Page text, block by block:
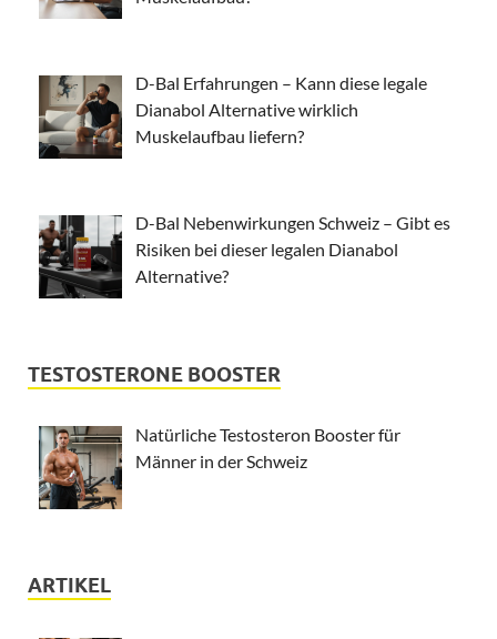
D-Bal Erfahrungen – Kann diese legale
Dianabol Alternative wirklich
Muskelaufbau liefern?
D-Bal Nebenwirkungen Schweiz – Gibt es
Risiken bei dieser legalen Dianabol
Alternative?
TESTOSTERONE BOOSTER
Natürliche Testosteron Booster für
Männer in der Schweiz
ARTIKEL